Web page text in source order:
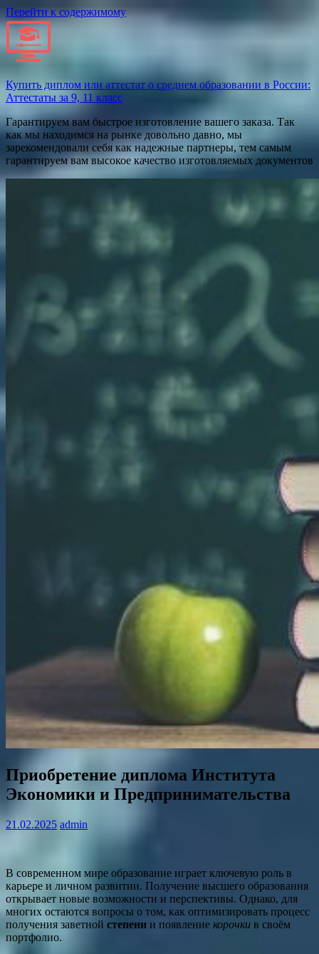
Перейти к содержимому
Купить диплом или аттестат о среднем образовании в России:
Аттестаты за 9, 11 класс
Гарантируем вам быстрое изготовление вашего заказа. Так
как мы находимся на рынке довольно давно, мы
зарекомендовали себя как надежные партнеры, тем самым
гарантируем вам высокое качество изготовляемых документов
Приобретение диплома Института
Экономики и Предпринимательства
21.02.2025 admin
В современном мире образование играет ключевую роль в
карьере и личном развитии. Получение высшего образования
открывает новые возможности и перспективы. Однако, для
многих остаются вопросы о том, как оптимизировать процесс
получения заветной степени и появление корочки в своём
портфолио.